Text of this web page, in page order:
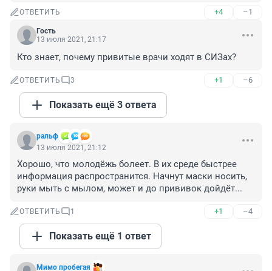
ОТВЕТИТЬ +4 –1
Гость
13 июля 2021, 21:17
Кто знает, почему привитые врачи ходят в СИЗах?
ОТВЕТИТЬ 3 +1 –6
Показать ещё 3 ответа
ральф
13 июля 2021, 21:12
Хорошо, что молодёжь болеет. В их среде быстрее
информация распространится. Начнут маски носить,
руки мыть с мылом, может и до прививок дойдёт...
ОТВЕТИТЬ 1 +1 –4
Показать ещё 1 ответ
Мимо пробегая